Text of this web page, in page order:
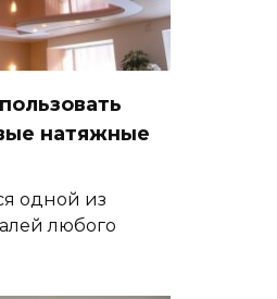
натяжные
одной из
любого